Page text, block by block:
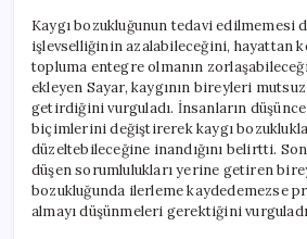
Kaygı bozukluğunun tedavi edilmemesi
işlevselliğinin azalabileceğini, hayattan
topluma entegre olmanın
ekleyen Sayar, kaygının bireyleri
getirdiğini vurguladı. İnsanların
biçimlerini değiştirerek kaygı
düzeltebileceğine inandığını belirtti.
düşen sorumlulukları yerine getiren
bozukluğunda ilerleme kaydedemezse
almayı düşünmeleri gerektiğini